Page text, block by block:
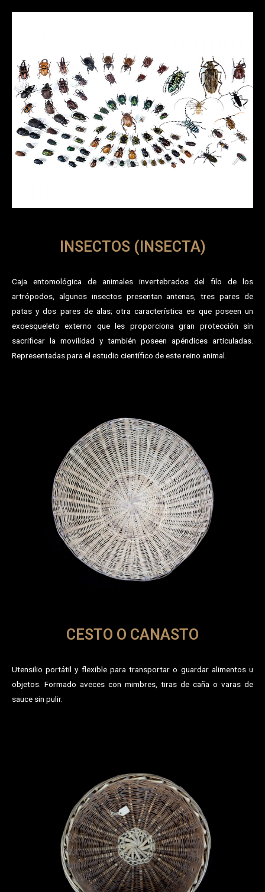
INSECTOS (INSECTA)
Caja entomológica de animales invertebrados del filo de los
artrópodos, algunos insectos presentan antenas, tres pares de
patas y dos pares de alas; otra característica es que poseen un
exoesqueleto externo que les proporciona gran protección sin
sacrificar la movilidad y también poseen apéndices articuladas.
Representadas para el estudio científico de este reino animal.
CESTO O CANASTO
Utensilio portátil y flexible para transportar o guardar alimentos u
objetos. Formado aveces con mimbres, tiras de caña o varas de
sauce sin pulir.